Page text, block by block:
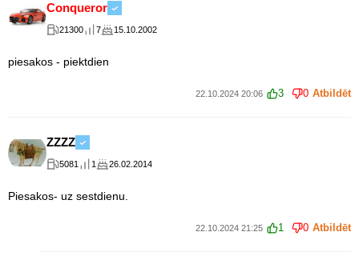
Conqueror
21300 7 15.10.2002
piesakos - piektdien
22.10.2024 20:06 3 0 Atbildēt
ZZZZ
5081 1 26.02.2014
Piesakos- uz sestdienu.
22.10.2024 21:25 1 0 Atbildēt